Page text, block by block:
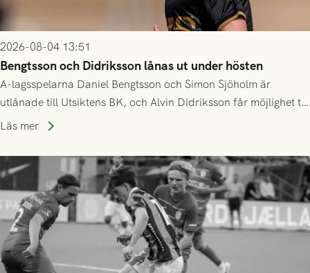
2026-08-04 13:51
Bengtsson och Didriksson lånas ut under hösten
A-lagsspelarna Daniel Bengtsson och Simon Sjöholm är
utlånade till Utsiktens BK, och Alvin Didriksson får möjlighet till
speltid i Hestrafors genom föreningssamarbete.
Läs mer